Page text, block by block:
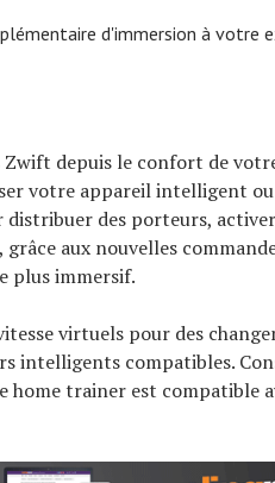
d'immersion à votre
depuis le confort de
votre appareil intelligent
des porteurs,
aux nouvelles
plus immersif.
virtuels pour des
intelligents compatibles.
trainer est compatible